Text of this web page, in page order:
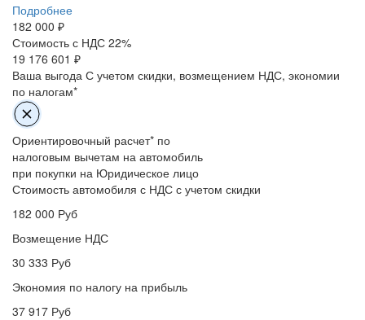
Подробнее
182 000 ₽
Стоимость с НДС 22%
19 176 601 ₽
Ваша выгода С учетом скидки, возмещением НДС, экономии
по налогам*
Ориентировочный расчет* по
налоговым вычетам на автомобиль
при покупки на Юридическое лицо
Стоимость автомобиля с НДС с учетом скидки
182 000 Руб
Возмещение НДС
30 333 Руб
Экономия по налогу на прибыль
37 917 Руб